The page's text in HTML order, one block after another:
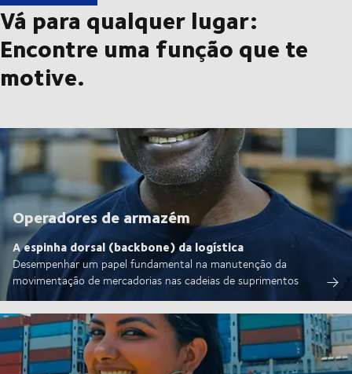
Vá para qualquer lugar:
Encontre uma função que te
motive.
Operadores de armazém
A espinha dorsal (backbone) da logística
Desempenhar um papel fundamental na manutenção da
movimentação de mercadorias nas cadeias de suprimentos